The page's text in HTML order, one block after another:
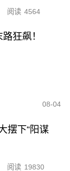
阅读 4564
狂飙！
08-04
摆下“阳谋
阅读 19830